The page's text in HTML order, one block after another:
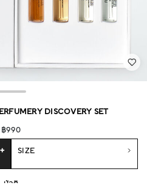
DISCOVERY SET
฿990
SIZE
+
มัลติ